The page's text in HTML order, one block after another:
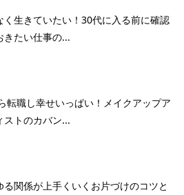
く生きていたい！30代に入る前に確認
きたい仕事の...
転職し幸せいっぱい！メイクアップア
ストのカバン...
る関係が上手くいくお片づけのコツと